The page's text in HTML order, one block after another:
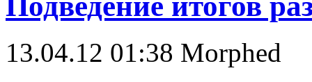
13.04.12 01:38 Morphed